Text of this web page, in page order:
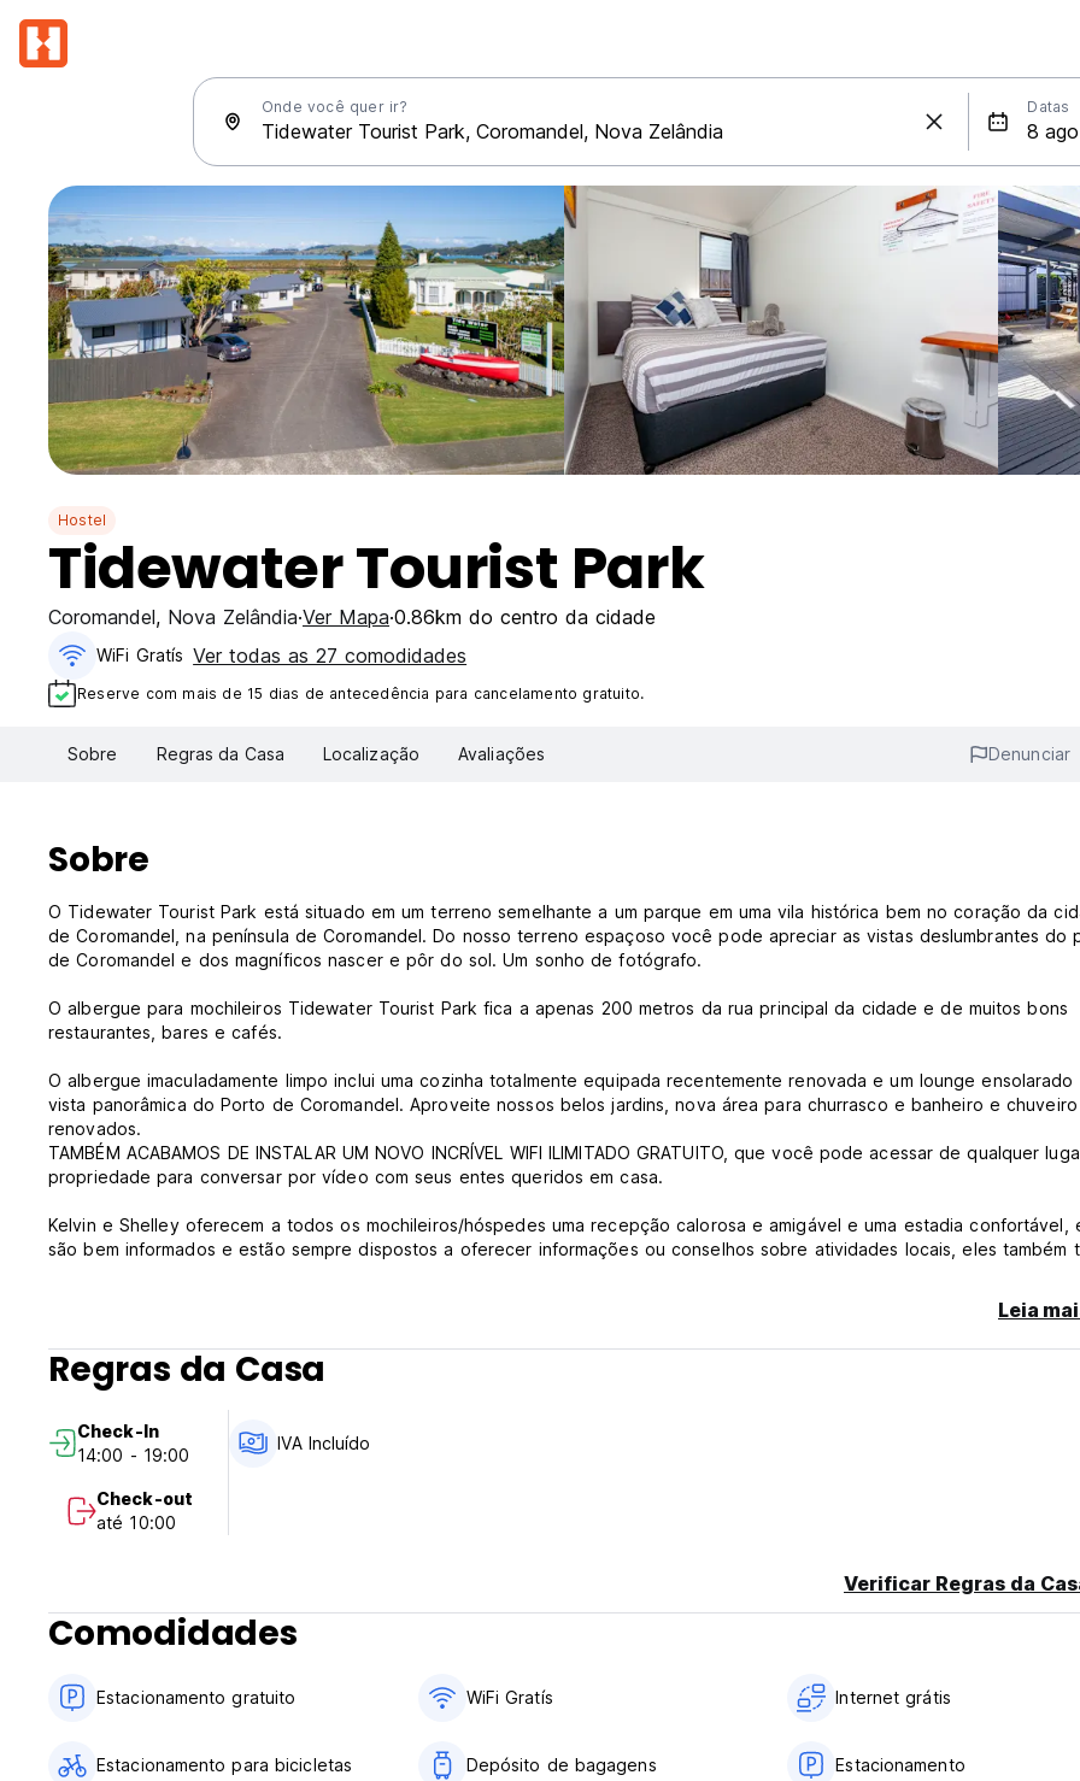
Onde você quer ir? Datas
Hostel
Tidewater Tourist Park
Coromandel, Nova Zelândia Ver Mapa 0.86km do centro da cidade
WiFi Gratís Ver todas as 27 comodidades
Reserve com mais de 15 dias de antecedência para cancelamento gratuito.
Sobre Regras da Casa Localização Avaliações Denunciar
Sobre
O Tidewater Tourist Park está situado em um terreno semelhante a um parque em uma vila histórica bem no coração da
de Coromandel, na península de Coromandel. Do nosso terreno espaçoso você pode apreciar as vistas deslumbrantes do
de Coromandel e dos magníficos nascer e pôr do sol. Um sonho de fotógrafo.
O albergue para mochileiros Tidewater Tourist Park fica a apenas 200 metros da rua principal da cidade e de muitos bons
restaurantes, bares e cafés.
O albergue imaculadamente limpo inclui uma cozinha totalmente equipada recentemente renovada e um lounge ensolarado
vista panorâmica do Porto de Coromandel. Aproveite nossos belos jardins, nova área para churrasco e banheiro e chuveiro
renovados.
TAMBÉM ACABAMOS DE INSTALAR UM NOVO INCRÍVEL WIFI ILIMITADO GRATUITO, que você pode acessar de qualquer
propriedade para conversar por vídeo com seus entes queridos em casa.
Kelvin e Shelley oferecem a todos os mochileiros/hóspedes uma recepção calorosa e amigável e uma estadia confortável,
são bem informados e estão sempre dispostos a oferecer informações ou conselhos sobre atividades locais, eles também
O check-in é das 14h às 19h diariamente. Se depois das 19h (e nenhum telefonema seu) você for classificado como não
comparecimento e seu cartão será cobrado de acordo com os termos e condições de nossa política de cancelamento,
momento seu quarto /cama talvez revendido.
Observe que não aceitamos check-ins após o horário de expediente, pois isso pode atrapalhar outros hóspedes que já
local. (Auto-translated from original language)
Leia
Regras da Casa
Check-In
14:00 - 19:00
Check-out
até 10:00
IVA Incluído
Verificar Regras da
Comodidades
Estacionamento gratuito WiFi Gratís Internet grátis
Estacionamento para bicicletas Depósito de bagagens Estacionamento